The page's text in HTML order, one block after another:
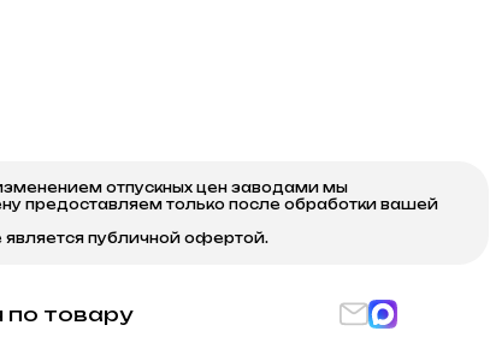
отпускных цен заводами мы
предоставляем только после обработки вашей
является публичной офертой.
по товару